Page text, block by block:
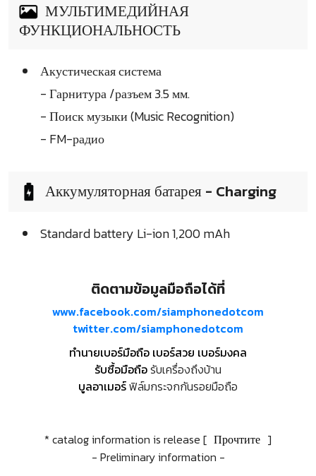
МУЛЬТИМЕДИЙНАЯ
ФУНКЦИОНАЛЬНОСТЬ
Акустическая система
- Гарнитура /разъем 3.5 мм.
- Поиск музыки (Music Recognition)
- FM-радио
Аккумуляторная батарея - Charging
Standard battery Li-ion 1,200 mAh
ติดตามข้อมูลมือถือได้ที่
www.facebook.com/siamphonedotcom
twitter.com/siamphonedotcom
ทำนายเบอร์มือถือ เบอร์สวย เบอร์มงคล
รับซื้อมือถือรับเครื่องถึงบ้าน
บูลอาเมอร์ฟิล์มกระจกกันรอยมือถือ
* catalog information is release [ Прочтите ]
- Preliminary information -